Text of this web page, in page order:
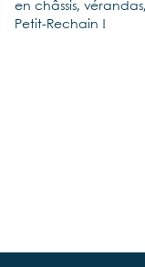
en châssis,
Petit-Rechain !